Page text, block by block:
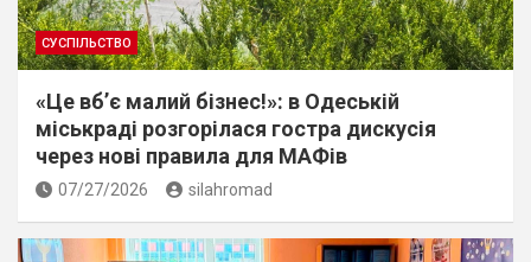
СУСПІЛЬСТВО
«Це вб’є малий бізнес!»: в Одеській
міськраді розгорілася гостра дискусія
через нові правила для МАФів
07/27/2026 silahromad